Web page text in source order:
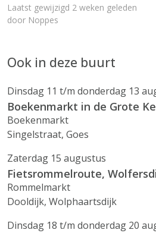
Laatst gewijzigd 2 weken geleden
door Noppes
Ook in deze buurt
Dinsdag 11 t/m donderdag 13
Boekenmarkt in de Grote
Boekenmarkt
Singelstraat, Goes
Zaterdag 15 augustus
Fietsrommelroute,
Rommelmarkt
Dooldijk, Wolphaartsdijk
Dinsdag 18 t/m donderdag 20